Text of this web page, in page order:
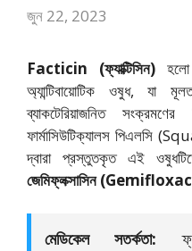
জুন 22, 2023
Facticin (ফ্যাক্টিসিন)হলো
অ্যান্টিবায়োটিক ওষুধ, যা
ব্যাকটেরিয়াজনিত
ফার্মাসিউটিক্যালস
দ্বারা প্রস্তুতকৃত এই
জেমিফ্লক্সাসিন
মেডিকেল সতর্কতা: